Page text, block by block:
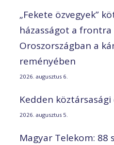
„Fekete özvegyek”
házasságot a
Oroszországban a
reményében
2026. augusztus 6.
Kedden
2026. augusztus 5.
Magyar Telekom: 88